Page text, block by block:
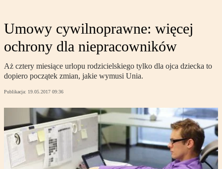
Umowy cywilnoprawne: więcej
ochrony dla niepracowników
Aż cztery miesiące urlopu rodzicielskiego tylko dla ojca dziecka to
dopiero początek zmian, jakie wymusi Unia.
Publikacja: 19.05.2017 09:36